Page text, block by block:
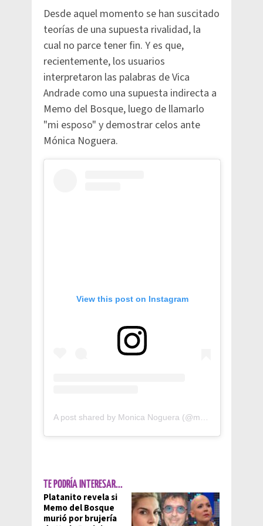
Desde aquel momento se han suscitado
teorías de una supuesta rivalidad, la
cual no parce tener fin. Y es que,
recientemente, los usuarios
interpretaron las palabras de Vica
Andrade como una supuesta indirecta a
Memo del Bosque, luego de llamarlo
"mi esposo" y demostrar celos ante
Mónica Noguera.
View this post on Instagram
A post shared by Monica Noguera (@monanoguera)
TE PODRÍA INTERESAR...
Platanito revela si
Memo del Bosque
murió por brujería